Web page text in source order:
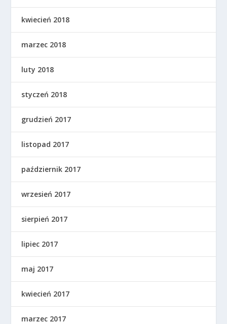
kwiecień 2018
marzec 2018
luty 2018
styczeń 2018
grudzień 2017
listopad 2017
październik 2017
wrzesień 2017
sierpień 2017
lipiec 2017
maj 2017
kwiecień 2017
marzec 2017